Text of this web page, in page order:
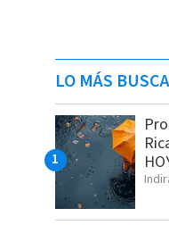
LO MÁS